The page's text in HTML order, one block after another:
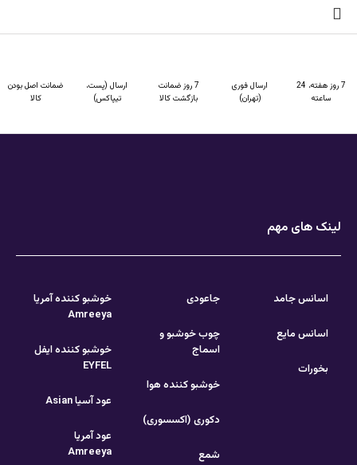
7 روز هفته، 24
ساعته
ارسال فوری
(تهران)
7 روز ضمانت
بازگشت کالا
ارسال (پست،
تیپاکس)
ضمانت اصل بودن
کالا
لینک های مهم
اسانس جامد
اسانس مایع
بخورات
جاعودی
چوب خوشبو و
اسماج
خوشبو کننده هوا
دکوری (اکسسوری)
شمع
خوشبو کننده آمریا
Amreeya
خوشبو کننده ایفل
EYFEL
عود آسیا Asian
عود آمریا
Amreeya